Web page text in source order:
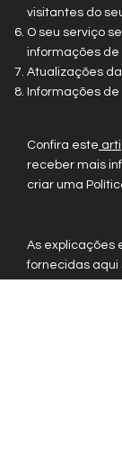
visitantes do
O seu serviço
informações
Atualizações
Informações
Confira este
receber mais
criar uma
As explicações
fornecidas aqui